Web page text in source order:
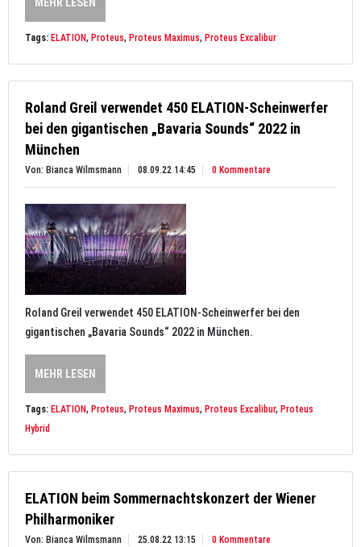
Tags: ELATION, Proteus, Proteus Maximus, Proteus Excalibur
Roland Greil verwendet 450 ELATION-Scheinwerfer
bei den gigantischen „Bavaria Sounds“ 2022 in
München
Von: Bianca Wilmsmann 08.09.22 14:45 0 Kommentare
Roland Greil verwendet 450 ELATION-Scheinwerfer bei den
gigantischen „Bavaria Sounds“ 2022 in München.
MEHR LESEN
Tags: ELATION, Proteus, Proteus Maximus, Proteus Excalibur, Proteus
Hybrid
ELATION beim Sommernachtskonzert der Wiener
Philharmoniker
Von: Bianca Wilmsmann 25.08.22 13:15 0 Kommentare